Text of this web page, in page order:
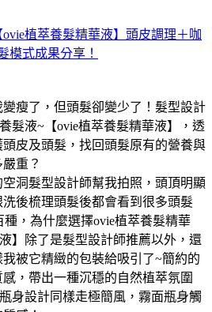
植萃養髮精華液】頭皮調理＋咖
模式成果分享！
瘦了，但頭髮卻變少了！髮型設計
髮液~【ovie植萃養髮精華液】，透
皮及頭髮，找回頭髮原有的營養與
重？
洞髮型設計師幫我拍照，頭頂明顯
後梳理頭髮後都會看到很多頭髮
，為什麼選擇ovie植萃養髮精華
】除了是髮型設計師推薦以外，還
被它精緻的包裝給吸引了~簡約的
，帶出一種沉穩的自然植萃氛圍
身設計同樣走極簡風，霧面瓶身觸